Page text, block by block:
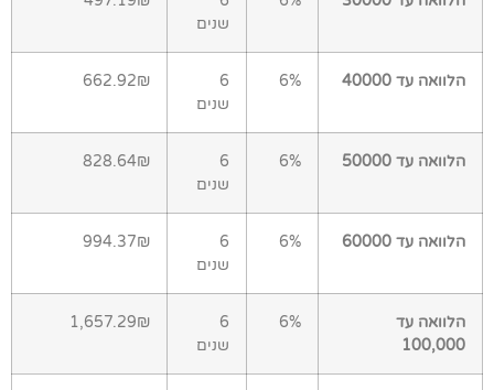
שנים
הלוואה עד 40000 6%
6
שנים
662.92₪
הלוואה עד 50000 6%
6
שנים
828.64₪
הלוואה עד 60000 6%
6
שנים
994.37₪
הלוואה עד
100,000
6%
6
שנים
1,657.29₪